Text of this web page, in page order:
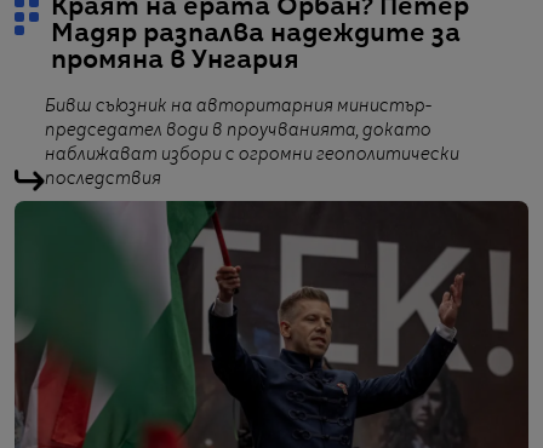
Краят на ерата Орбан? Петер
Мадяр разпалва надеждите за
промяна в Унгария
Бивш съюзник на авторитарния министър-
председател води в проучванията, докато
наближават избори с огромни геополитически
последствия